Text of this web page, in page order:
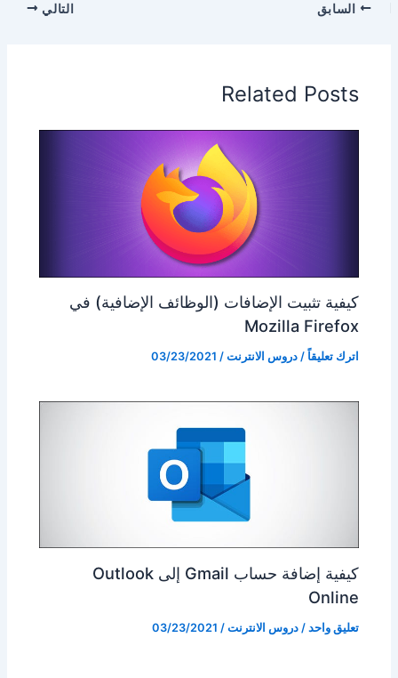
السابق التالي
Related Posts
كيفية تثبيت الإضافات (الوظائف الإضافية) في
Mozilla Firefox
اترك تعليقاً /دروس الانترنت /
03/23/2021
كيفية إضافة حساب Gmail إلى Outlook
Online
تعليق واحد /دروس الانترنت /
03/23/2021